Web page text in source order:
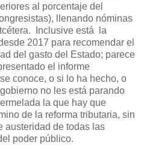
al porcentaje del
llenando nóminas
Inclusive está
la
2017 para recomendar el
del gasto del Estado; parece
el informe
conoce, o si lo ha hecho, o
no les está parando
la que hay que
de la reforma tributaria, sin
austeridad de todas las
poder público.